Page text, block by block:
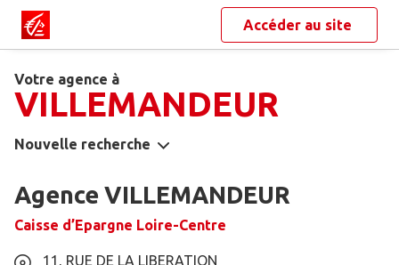
Accéder au site
Votre agence à
VILLEMANDEUR
Nouvelle recherche
Agence VILLEMANDEUR
Caisse d’Epargne Loire-Centre
11, RUE DE LA LIBERATION